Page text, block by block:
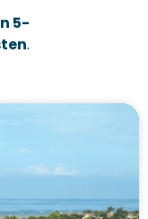
5-
.